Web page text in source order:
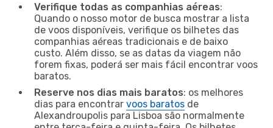
Verifique todas as companhias aéreas:
Quando o nosso motor de busca mostrar a lista
de voos disponíveis, verifique os bilhetes das
companhias aéreas tradicionais e de baixo
custo. Além disso, se as datas da viagem não
forem fixas, poderá ser mais fácil encontrar voos
baratos.
Reserve nos dias mais baratos: os melhores
dias para encontrar voos baratos de
Alexandroupolis para Lisboa são normalmente